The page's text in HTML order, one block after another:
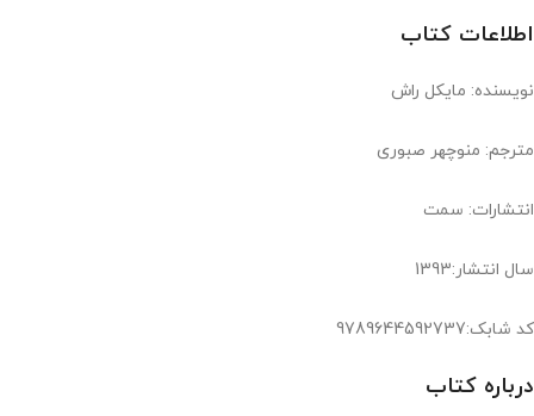
اطلاعات کتاب
نویسنده: مایکل راش
مترجم: منوچهر صبوری
انتشارات: سمت
سال انتشار:1393
کد شابک:9789644592737
درباره کتاب